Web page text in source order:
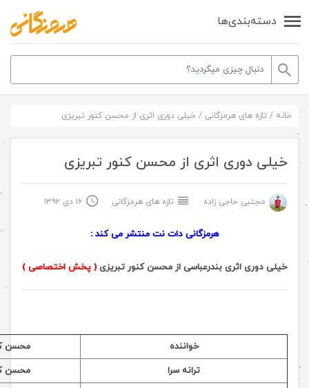
دسته‌بندی‌ها
خانه / تازه های هرمزگانی / خیلی دوری اثری از محسن کنور تبریزی
خیلی دوری اثری از محسن کنور تبریزی
مجتبی حاجی زاده تازه های هرمزگانی ۱۶ دی ۱۳۹۲
هرمزگانی دات نت منتشر می کند :
خیلی دوری اثری بندرعباسی از محسن کنور تبریزی ( پخش اختصاصی )
خواننده
محسن
ترانه سرا
محسن